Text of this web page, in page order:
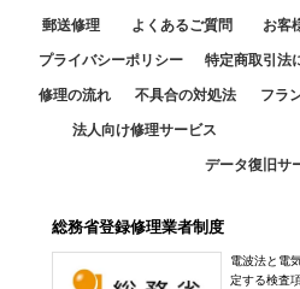
郵送修理 よくあるご質問 お客
プライバシーポリシー 特定商取引法
修理の流れ 不具合の対処法 フラ
法人向け修理サービス
データ復旧サ
総務省登録修理業者制度
電波法と電
定する検査